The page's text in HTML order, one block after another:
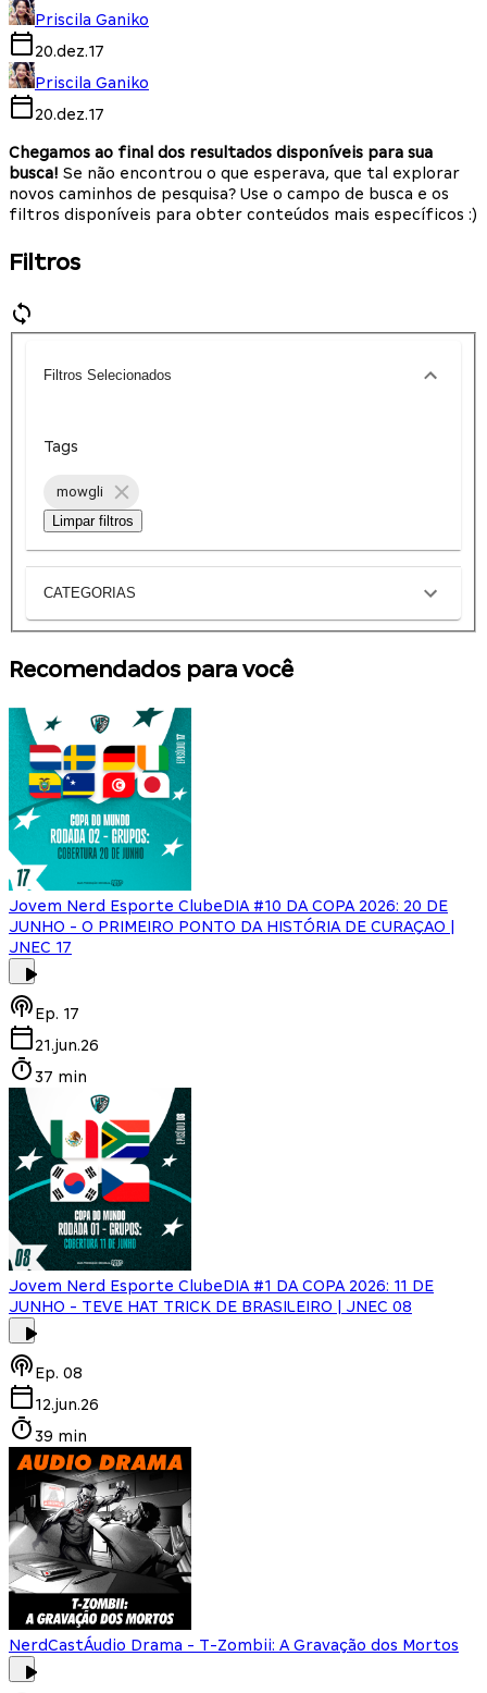
Priscila Ganiko
20.dez.17
Priscila Ganiko
20.dez.17
Chegamos ao final dos resultados disponíveis para sua
busca! Se não encontrou o que esperava, que tal explorar
novos caminhos de pesquisa? Use o campo de busca e os
filtros disponíveis para obter conteúdos mais específicos :)
Filtros
Filtros Selecionados
Tags
mowgli
Limpar filtros
CATEGORIAS
Recomendados para você
Jovem Nerd Esporte ClubeDIA #10 DA COPA 2026: 20 DE
JUNHO - O PRIMEIRO PONTO DA HISTÓRIA DE CURAÇAO |
JNEC 17
Ep. 17
21.jun.26
37 min
Jovem Nerd Esporte ClubeDIA #1 DA COPA 2026: 11 DE
JUNHO - TEVE HAT TRICK DE BRASILEIRO | JNEC 08
Ep. 08
12.jun.26
39 min
NerdCastÁudio Drama - T-Zombii: A Gravação dos Mortos